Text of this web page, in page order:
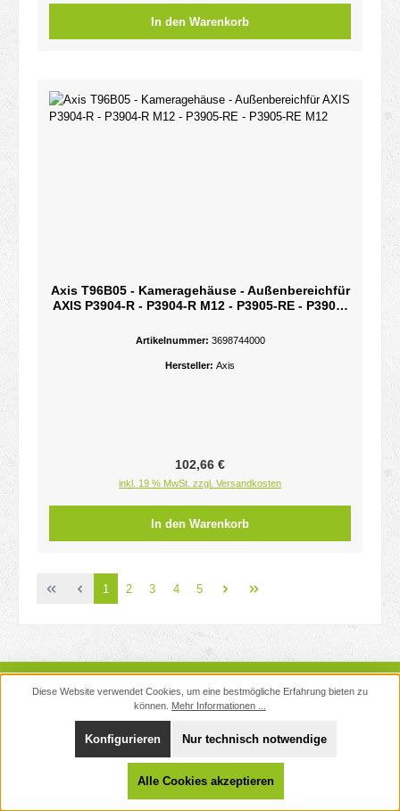
In den Warenkorb
Axis T96B05 - Kameragehäuse - Außenbereichfür
AXIS P3904-R - P3904-R M12 - P3905-RE - P3905-
Artikelnummer: 3698744000
Hersteller: Axis
Regulärer Preis:
102,66 €
inkl. 19 % MwSt. zzgl. Versandkosten
In den Warenkorb
Seite
1 Seite
2 Seite
3 Seite
4 Seite
5
Newsletter
Unterstützung und Beratung unter:
040 - 882 159 333
Diese Website verwendet Cookies, um eine bestmögliche Erfahrung bieten zu
können. Mehr Informationen ...
Nur technisch notwendige
Konfigurieren
Alle Cookies akzeptieren